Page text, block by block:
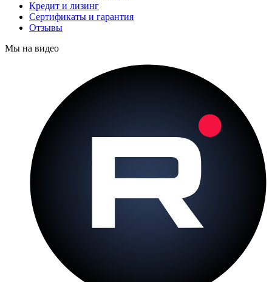
Кредит и лизинг
Сертификаты и гарантия
Отзывы
Мы на видео